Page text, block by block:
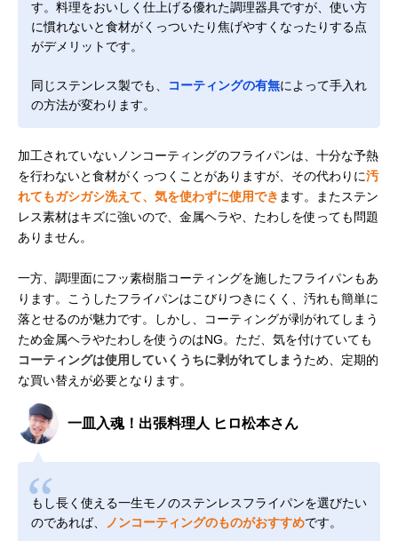
す。料理をおいしく仕上げる優れた調理器具ですが、使い方
に慣れないと食材がくっついたり焦げやすくなったりする点
がデメリットです。
同じステンレス製でも、 コーティングの有無によって手入れ
の方法が変わります。
加工されていないノンコーティングのフライパンは、十分な予熱
を行わないと食材がくっつくことがありますが、その代わりに汚
れてもガシガシ洗えて、気を使わずに使用でき ます。また​​ステン
レス素材はキズに強いので、金属ヘラや、たわしを使っても問題
ありません。
一方、調理面にフッ素樹脂コーティングを施したフライパンもあ
ります。こうしたフライパンはこびりつきにくく、汚れも簡単に
落とせるのが魅力です。しかし、コーティングが剥がれてしまう
ため金属ヘラやたわしを使うのはNG。ただ、気を付けていても
コーティングは使用していくうちに剥がれてしまう ため、定期的
な買い替えが必要となります。
一皿入魂！出張料理人 ヒロ松本さん
もし長く使える一生モノのステンレスフライパンを選びたい
のであれば、
ノンコーティングのものがおすすめです。